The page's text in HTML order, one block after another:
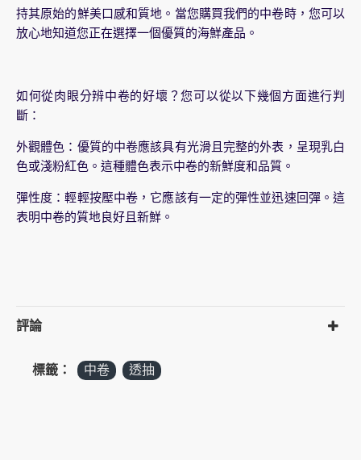
持其原始的鮮美口感和質地。當您購買我們的中卷時，您可以
放心地知道您正在選擇一個優質的海鮮產品。
如何從肉眼分辨中卷的好壞？您可以從以下幾個方面進行判
斷：
外觀體色：優質的中卷應該具有光滑且完整的外表，呈現乳白
色或淺粉紅色。這種體色表示中卷的新鮮度和品質。
彈性度：輕輕按壓中卷，它應該有一定的彈性並迅速回彈。這
表明中卷的質地良好且新鮮。
評論
標籤： 中卷 透抽